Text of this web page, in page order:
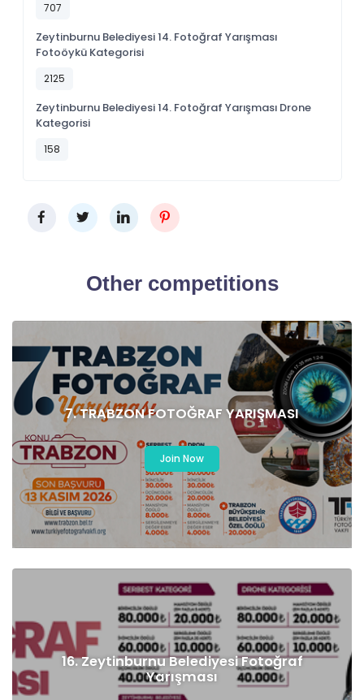
707
Zeytinburnu Belediyesi 14. Fotoğraf Yarışması
Fotoöykü Kategorisi
2125
Zeytinburnu Belediyesi 14. Fotoğraf Yarışması Drone
Kategorisi
158
Other competitions
7. TRABZON FOTOĞRAF YARIŞMASI
Join Now
16. Zeytinburnu Belediyesi Fotoğraf
Yarışması